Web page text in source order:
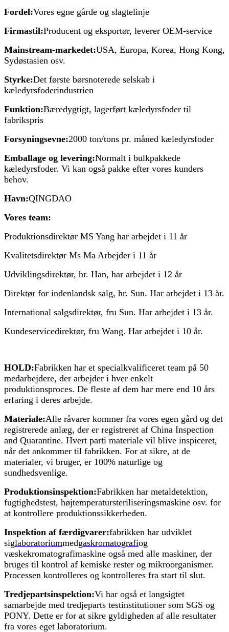
Fordel:Vores egne gårde og slagtelinje
Firmastil:Producent og eksportør, leverer OEM-service
Mainstream-markedet:USA, Europa, Korea, Hong Kong,
Sydøstasien osv.
Styrke:Det første børsnoterede selskab i
kæledyrsfoderindustrien
Funktion:Bæredygtigt, lagerført kæledyrsfoder til
fabrikspris
Forsyningsevne:2000 ton/tons pr. måned kæledyrsfoder
Emballage og levering:Normalt i bulkpakkede
kæledyrsfoder. Vi kan også pakke efter vores kunders
behov.
Havn:QINGDAO
Vores team:
Produktionsdirektør MS Yang har arbejdet i 11 år
Kvalitetsdirektør Ms Ma Arbejder i 11 år
Udviklingsdirektør, hr. Han, har arbejdet i 12 år
Direktør for indenlandsk salg, hr. Sun. Har arbejdet i 13 år.
International salgsdirektør, fru Sun. Har arbejdet i 13 år.
Kundeservicedirektør, fru Wang. Har arbejdet i 10 år.
HOLD:Fabrikken har et specialkvalificeret team på 50
medarbejdere, der arbejder i hver enkelt
produktionsproces. De fleste af dem har mere end 10 års
erfaring i deres arbejde.
Materiale:Alle råvarer kommer fra vores egen gård og det
registrerede anlæg, der er registreret af China Inspection
and Quarantine. Hvert parti materiale vil blive inspiceret,
når det ankommer til fabrikken. For at sikre, at de
materialer, vi bruger, er 100% naturlige og
sundhedsvenlige.
Produktionsinspektion:Fabrikken har metaldetektion,
fugtighedstest, højtemperatursteriliseringsmaskine osv. for
at kontrollere produktionssikkerheden.
Inspektion af færdigvarer:fabrikken har udviklet
siglaboratoriummedgaskromatografiog
væskekromatografimaskine også med alle maskiner, der
bruges til kontrol af kemiske rester og mikroorganismer.
Processen kontrolleres og kontrolleres fra start til slut.
Tredjepartsinspektion:Vi har også et langsigtet
samarbejde med tredjeparts testinstitutioner som SGS og
PONY. Dette er for at sikre gyldigheden af ​​alle resultater
fra vores eget laboratorium.